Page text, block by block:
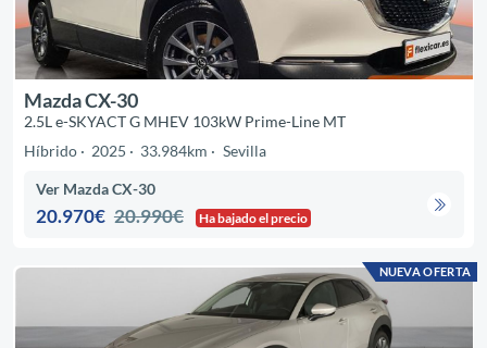
Mazda CX-30
2.5L e-SKYACT G MHEV 103kW Prime-Line MT
Híbrido
2025 33.984km Sevilla
Ver Mazda CX-30
20.970€ 20.990€ Ha bajado el precio
NUEVA OFERTA